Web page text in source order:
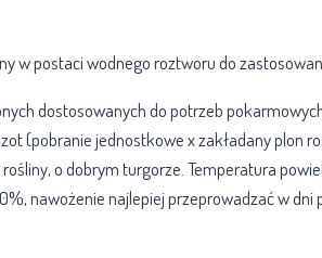
w postaci wodnego roztworu do
dostosowanych do potrzeb
(pobranie jednostkowe x zakładany plon
o dobrym turgorze. Temperatura
nawożenie najlepiej przeprowadzać w